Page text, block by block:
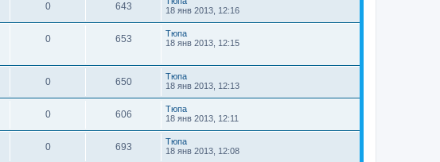
0 643
18 янв 2013, 12:16
0 653
Тюпа
18 янв 2013, 12:15
0 650
Тюпа
18 янв 2013, 12:13
0 606
Тюпа
18 янв 2013, 12:11
0 693
Тюпа
18 янв 2013, 12:08